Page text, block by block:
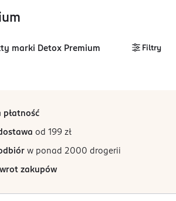
marki Detox Premium Filtry
płatność
od 199 zł
w ponad 2000 drogerii
zakupów